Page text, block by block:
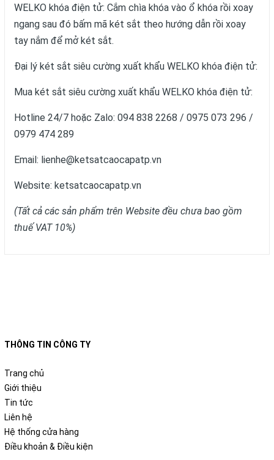
WELKO khóa điện tử: Cắm chìa khóa vào ổ khóa rồi xoay
ngang sau đó bấm mã két sắt theo hướng dẫn rồi xoay
tay nắm để mở két sắt.
Đại lý két sắt siêu cường xuất khẩu WELKO khóa điện tử:
Mua két sắt siêu cường xuất khẩu WELKO khóa điện tử:
Hotline 24/7 hoặc Zalo: 094 838 2268 / 0975 073 296 /
0979 474 289
Email: lienhe@ketsatcaocapatp.vn
Website: ketsatcaocapatp.vn
(Tất cả các sản phẩm trên Website đều chưa bao gồm
thuế VAT 10%)
THÔNG TIN CÔNG TY
Trang chủ
Giới thiệu
Tin tức
Liên hệ
Hệ thống cửa hàng
Điều khoản & Điều kiện